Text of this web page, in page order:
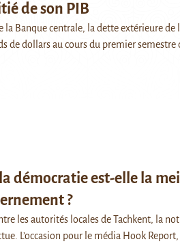
de son PIB
la Banque centrale, la dette extérieure de
de dollars au cours du premier semestre
démocratie est-elle la
?
les autorités locales de Tachkent, la
L’occasion pour le média Hook